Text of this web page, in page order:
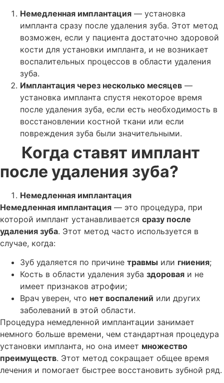
Немедленная имплантация — установка
импланта сразу после удаления зуба. Этот метод
возможен, если у пациента достаточно здоровой
кости для установки импланта, и не возникает
воспалительных процессов в области удаления
зуба.
Имплантация через несколько месяцев —
установка импланта спустя некоторое время
после удаления зуба, если есть необходимость в
восстановлении костной ткани или если
повреждения зуба были значительными.
Когда ставят имплант
после удаления зуба?
Немедленная имплантация
Немедленная имплантация — это процедура, при
которой имплант устанавливается сразу после
удаления зуба. Этот метод часто используется в
случае, когда:
Зуб удаляется по причине травмы или гниения;
Кость в области удаления зуба здоровая и не
имеет признаков атрофии;
Врач уверен, что нет воспалений или других
заболеваний в этой области.
Процедура немедленной имплантации занимает
немного больше времени, чем стандартная процедура
установки импланта, но она имеет множество
преимуществ. Этот метод сокращает общее время
лечения и помогает быстрее восстановить зубной ряд.